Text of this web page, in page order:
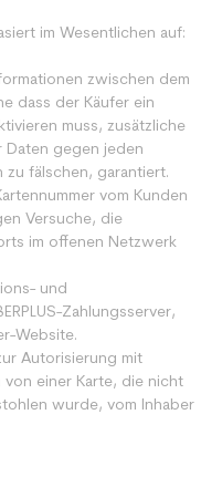
im Wesentlichen auf:
zwischen dem
dass der Käufer ein
muss, zusätzliche
gegen jeden
zu fälschen, garantiert.
vom Kunden
Versuche, die
im offenen Netzwerk
und
Zahlungsserver,
Website.
Autorisierung mit
einer Karte, die nicht
wurde, vom Inhaber